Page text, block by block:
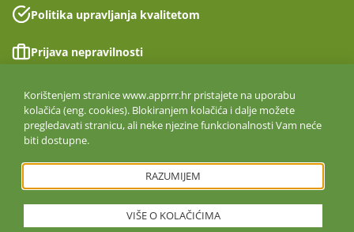
Politika upravljanja kvalitetom
Prijava nepravilnosti
Izjava o pristupačnosti
Politika informacijske sigurnosti
ISO 27001:2022
Copyright © 2026. Agencija za plaćanja u poljoprivredi, ribarstvu i
Korištenjem stranice www.apprrr.hr pristajete na uporabu
kolačića (eng. cookies). Blokiranjem kolačića i dalje možete
pregledavati stranicu, ali neke njezine funkcionalnosti Vam neće
biti dostupne.
RAZUMIJEM
VIŠE O KOLAČIĆIMA